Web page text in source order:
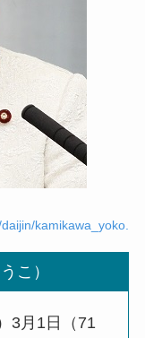
kamikawa_yoko.
こ）
3月1日（71